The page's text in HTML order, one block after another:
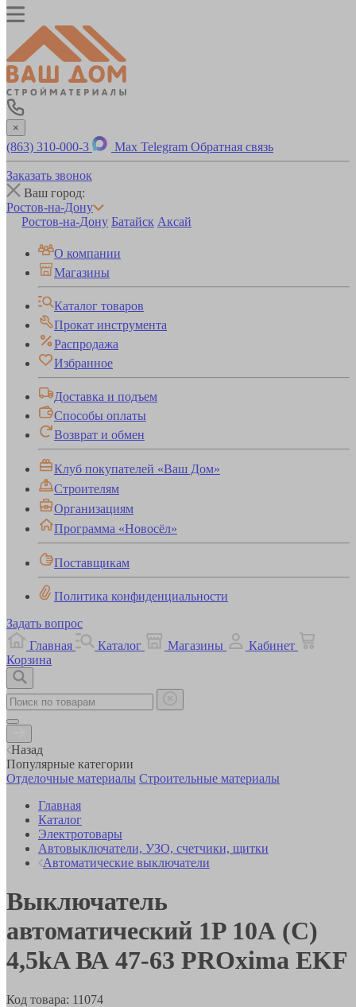
×
(863) 310-000-3 Max Telegram Обратная связь
Заказать звонок
Ваш город:
Ростов-на-Дону
Ростов-на-Дону Батайск Аксай
О компании
Магазины
Каталог товаров
Прокат инструмента
Распродажа
Избранное
Доставка и подъем
Способы оплаты
Возврат и обмен
Клуб покупателей «Ваш Дом»
Строителям
Организациям
Программа «Новосёл»
Поставщикам
Политика конфиденциальности
Задать вопрос
Главная
Каталог Магазины
Кабинет
Корзина
Назад
Популярные категории
Отделочные материалы Строительные материалы
Главная
Каталог
Электротовары
Автовыключатели, УЗО, счетчики, щитки
Автоматические выключатели
Выключатель
автоматический 1P 10А (C)
4,5kA ВА 47-63 PROxima EKF
Код товара: 11074